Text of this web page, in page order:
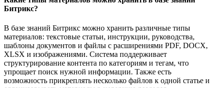
Битрикс?
В базе знаний Битрикс можно хранить различные типы
материалов: текстовые статьи, инструкции, руководства,
шаблоны документов и файлы с расширениями PDF, DOCX,
XLSX и изображениями. Система поддерживает
структурирование контента по категориям и тегам, что
упрощает поиск нужной информации. Также есть
возможность прикреплять несколько файлов к одной статье и